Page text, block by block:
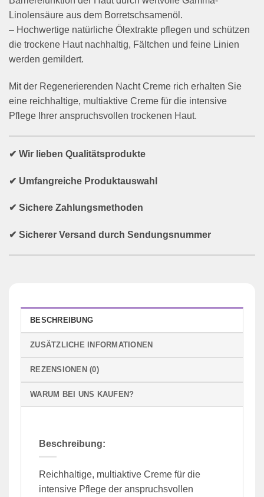
Linolensäure aus dem Borretschsamenöl.
– Hochwertige natürliche Ölextrakte pflegen und schützen
die trockene Haut nachhaltig, Fältchen und feine Linien
werden gemildert.
Mit der Regenerierenden Nacht Creme rich erhalten Sie
eine reichhaltige, multiaktive Creme für die intensive
Pflege Ihrer anspruchsvollen trockenen Haut.
✔ Wir lieben Qualitätsprodukte
✔ Umfangreiche Produktauswahl
✔ Sichere Zahlungsmethoden
✔ Sicherer Versand durch Sendungsnummer
BESCHREIBUNG
ZUSÄTZLICHE INFORMATIONEN
REZENSIONEN (0)
WARUM BEI UNS KAUFEN?
Beschreibung:
Reichhaltige, multiaktive Creme für die
intensive Pflege der anspruchsvollen